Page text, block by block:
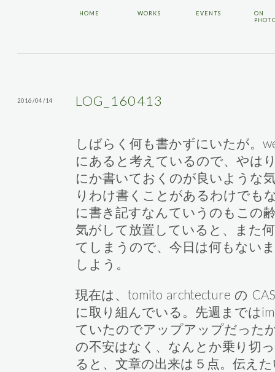
HOME WORKS EVENTS
ON
LOG_160413
2016/04/14
しばらく何も書かずにいたが。
にあると考えているので、やは
にか書いておくのが良いような
りわけ書くことがあるわけでも
に書き記すなんていうのもこの
気がして放置していると、また
てしまうので、今日は何もない
しよう。
現在は、tomito archtecture の
に取り組んでいる。先週までは
ていたのでアップアップだった
の不安はなく、なんとか乗り切
ると、文章の出来は５点。伝え